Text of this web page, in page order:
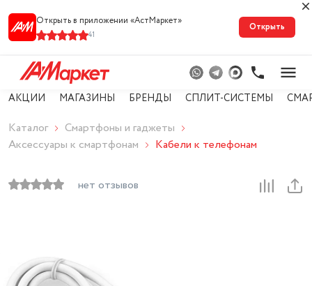
Открыть в приложении «АстМарке‪т‬»
41
Открыть
АКЦИИ МАГАЗИНЫ БРЕНДЫ СПЛИТ-СИСТЕМЫ
Каталог
Смартфоны и гаджеты
Аксессуары к смартфонам
Кабели к телефонам
нет отзывов